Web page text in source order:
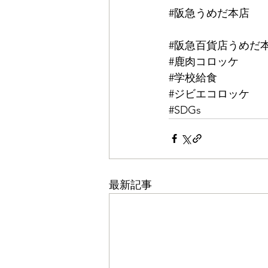
#阪急うめだ本店
#阪急百貨店うめだ
#鹿肉コロッケ
#学校給食
#ジビエコロッケ
#SDGs
最新記事